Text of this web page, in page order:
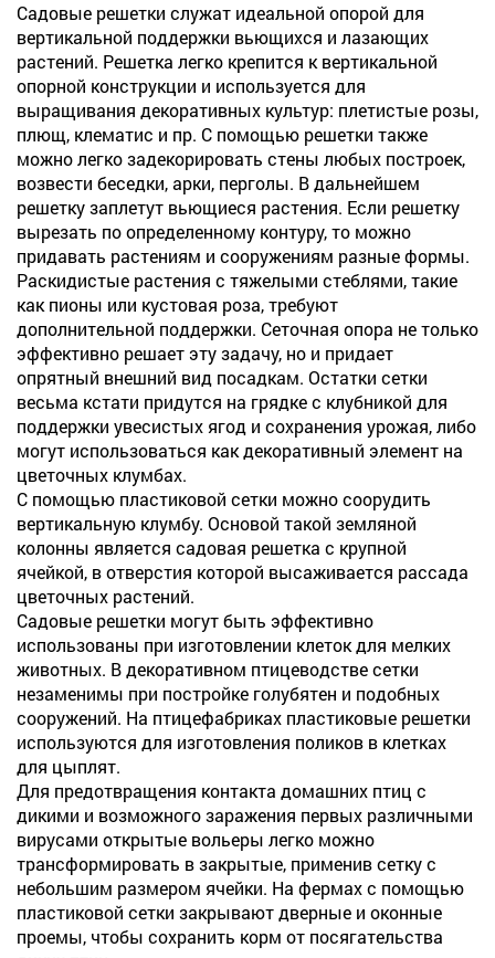
Садовые решетки служат идеальной опорой для
вертикальной поддержки вьющихся и лазающих
растений. Решетка легко крепится к вертикальной
опорной конструкции и используется для
выращивания декоративных культур: плетистые розы,
плющ, клематис и пр. С помощью решетки также
можно легко задекорировать стены любых построек,
возвести беседки, арки, перголы. В дальнейшем
решетку заплетут вьющиеся растения. Если решетку
вырезать по определенному контуру, то можно
придавать растениям и сооружениям разные формы.
Раскидистые растения с тяжелыми стеблями, такие
как пионы или кустовая роза, требуют
дополнительной поддержки. Сеточная опора не только
эффективно решает эту задачу, но и придает
опрятный внешний вид посадкам. Остатки сетки
весьма кстати придутся на грядке с клубникой для
поддержки увесистых ягод и сохранения урожая, либо
могут использоваться как декоративный элемент на
цветочных клумбах.
С помощью пластиковой сетки можно соорудить
вертикальную клумбу. Основой такой земляной
колонны является садовая решетка с крупной
ячейкой, в отверстия которой высаживается рассада
цветочных растений.
Садовые решетки могут быть эффективно
использованы при изготовлении клеток для мелких
животных. В декоративном птицеводстве сетки
незаменимы при постройке голубятен и подобных
сооружений. На птицефабриках пластиковые решетки
используются для изготовления поликов в клетках
для цыплят.
Для предотвращения контакта домашних птиц с
дикими и возможного заражения первых различными
вирусами открытые вольеры легко можно
трансформировать в закрытые, применив сетку с
небольшим размером ячейки. На фермах с помощью
пластиковой сетки закрывают дверные и оконные
проемы, чтобы сохранить корм от посягательства